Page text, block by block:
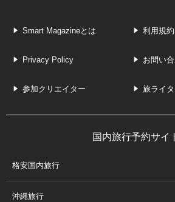
Smart Magazineとは 利用規約
Privacy Policy お問い
参加クリエイター 旅ライ
国内旅行予約サイ
格安国内旅行
沖縄旅行